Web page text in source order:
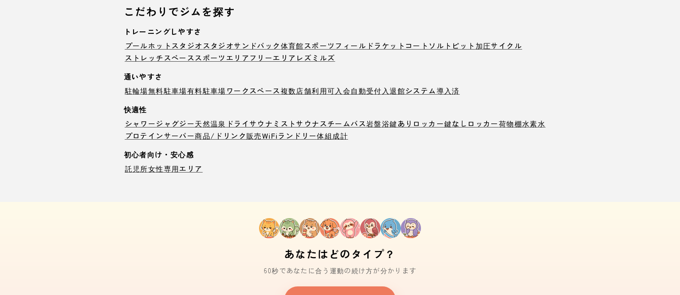
こだわりでジムを探す
トレーニングしやすさ
プールホットスタジオ スタジオサンドバック 体育館スポーツフィールド ラケットコート ソルトピット 加圧サイクル
ストレッチスペーススポーツエリア フリーエリア レズミルズ
通いやすさ
駐輪場無料駐車場有料駐車場 ワークスペース複数店舗利用可入会自動受付 入退館システム導入済
快適性
シャワージャグジー天然温泉 ドライサウナ ミストサウナ スチームバス岩盤浴鍵ありロッカー鍵なしロッカー荷物棚水素水
プロテインサーバー商品/ドリンク販売WiFi ランドリー体組成計
初心者向け・安心感
託児所女性専用エリア
あなたはどのタイプ？
60秒であなたに合う運動の続け方が分かります